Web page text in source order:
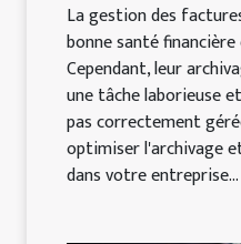
La gestion des
bonne santé
Cependant, leur
une tâche laborieuse
pas correctement
optimiser l'archivage
dans votre entreprise...